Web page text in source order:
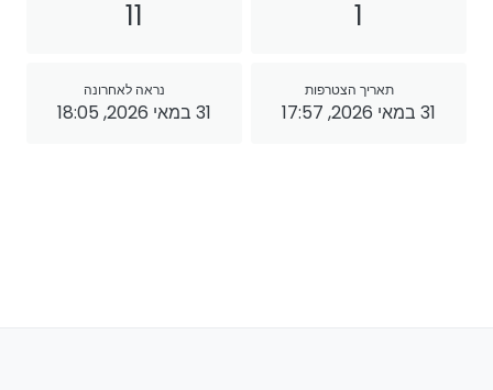
1
11
תאריך הצטרפות
31 במאי 2026, 17:57
נראה לאחרונה
31 במאי 2026, 18:05